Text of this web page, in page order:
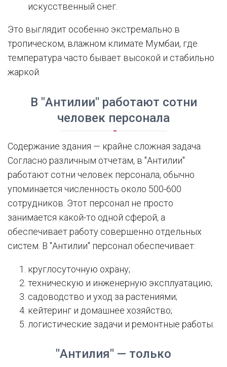
искусственный снег.
Это выглядит особенно экстремально в
тропическом, влажном климате Мумбаи, где
температура часто бывает высокой и стабильно
жаркой.
В "Антилии" работают сотни
человек персонала
Содержание здания — крайне сложная задача.
Согласно различным отчетам, в "Антилии"
работают сотни человек персонала, обычно
упоминается численность около 500-600
сотрудников. Этот персонал не просто
занимается какой-то одной сферой, а
обеспечивает работу совершенно отдельных
систем. В "Антилии" персонал обеспечивает:
круглосуточную охрану;
техническую и инженерную эксплуатацию;
садоводство и уход за растениями;
кейтеринг и домашнее хозяйство;
логистические задачи и ремонтные работы.
"Антилия" — только